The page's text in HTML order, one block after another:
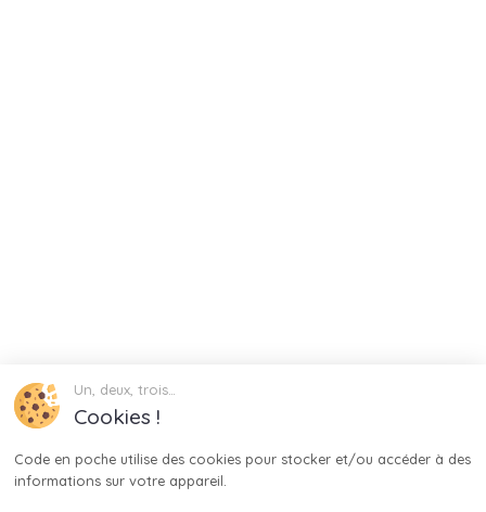
Un, deux, trois…
Cookies !
Code en poche utilise des cookies pour stocker et/ou accéder à des
informations sur votre appareil.